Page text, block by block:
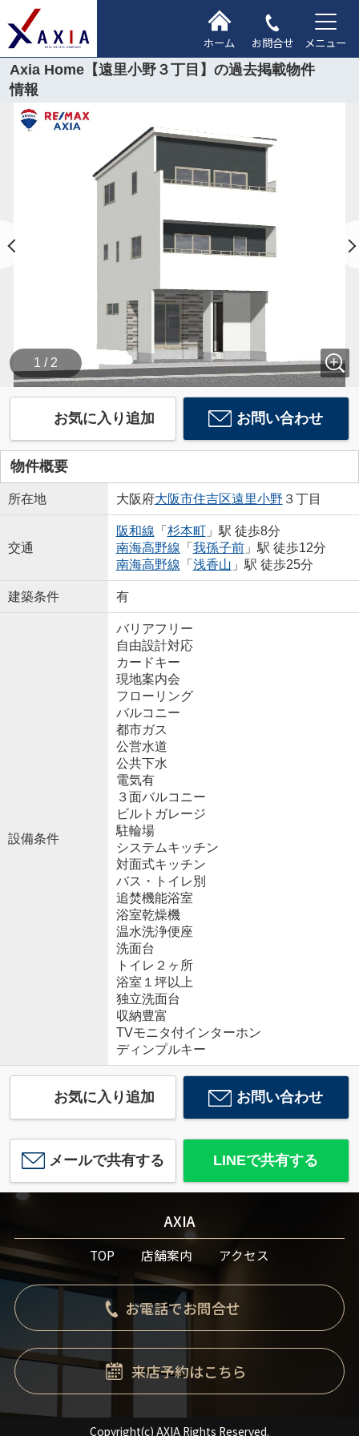
ホーム お問合せ
メニュー
Axia Home【遠里小野３丁目】の過去掲載物件
情報
1 / 2
お気に入り追加 お問い合わせ
物件概要
所在地 大阪府大阪市住吉区遠里小野 ３丁目
交通
阪和線 「 杉本町」駅 徒歩8分
南海高野線 「 我孫子前」駅 徒歩12分
南海高野線 「 浅香山 」駅 徒歩25分
建築条件 有
設備条件
バリアフリー
自由設計対応
カードキー
現地案内会
フローリング
バルコニー
都市ガス
公営水道
公共下水
電気有
３面バルコニー
ビルトガレージ
駐輪場
システムキッチン
対面式キッチン
バス・トイレ別
追焚機能浴室
浴室乾燥機
温水洗浄便座
洗面台
トイレ２ヶ所
浴室１坪以上
独立洗面台
収納豊富
TVモニタ付インターホン
ディンプルキー
お気に入り追加 お問い合わせ
メールで共有する LINEで共有する
AXIA
TOP 店舗案内 アクセス
お電話でお問合せ
来店予約はこちら
Copyright(c) AXIA Rights Reserved.